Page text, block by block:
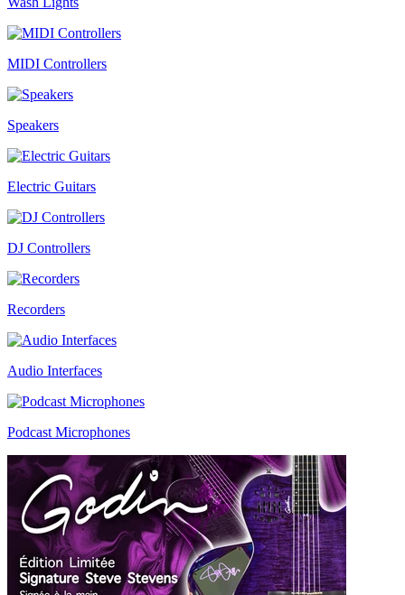
MIDI Controllers
Speakers
Electric Guitars
DJ Controllers
Recorders
Audio Interfaces
Podcast Microphones